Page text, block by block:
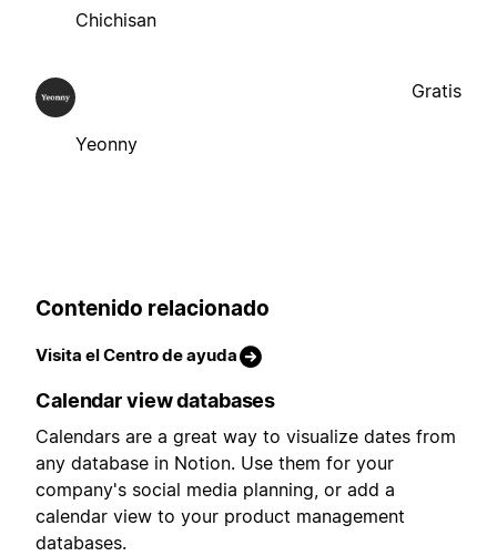
Chichisan
Yeonny
Gratis
Contenido relacionado
Visita el Centro de ayuda
Calendar view databases
Calendars are a great way to visualize dates from
any database in Notion. Use them for your
company's social media planning, or add a
calendar view to your product management
databases.